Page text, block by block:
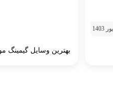
بهترین وسایل گیمینگ